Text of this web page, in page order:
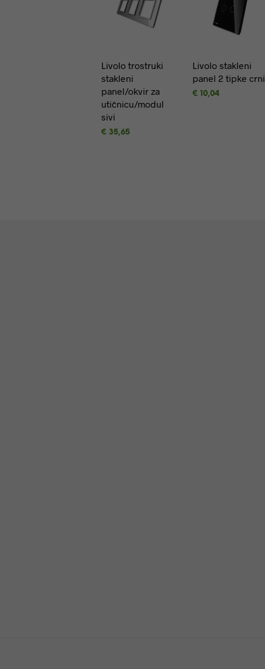
Livolo trostruki
stakleni
panel/okvir za
utičnicu/modul
sivi
€ 35,65
Livolo stakleni
panel 2 tipke crni
€ 10,04